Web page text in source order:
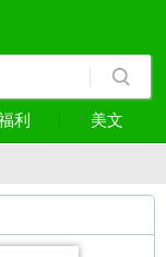
利 美文